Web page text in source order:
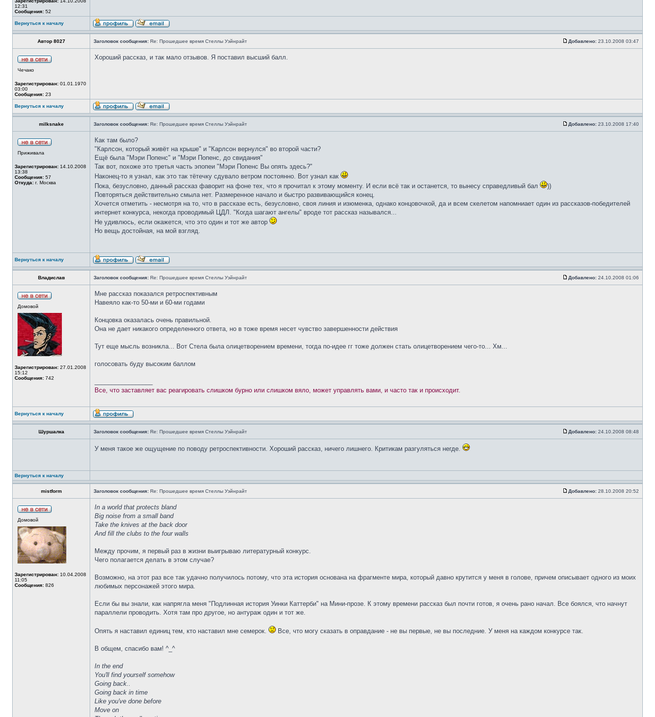
12:31
Сообщения: 52
Вернуться к началу
Автор 8027 Заголовок сообщения: Re: Прошедшее время Стеллы Уэйнрайт Добавлено: 23.10.2008 03:47
Чечако
Зарегистрирован: 01.01.1970
03:00
Сообщения: 23
Хороший рассказ, и так мало отзывов. Я поставил высший балл.
Вернуться к началу
milksnake Заголовок сообщения: Re: Прошедшее время Стеллы Уэйнрайт Добавлено: 23.10.2008 17:40
Приживала
Зарегистрирован: 14.10.2008
13:38
Сообщения: 57
Откуда: г. Москва
Как там было?
"Карлсон, который живёт на крыше" и "Карлсон вернулся" во второй части?
Ещё была "Мэри Попенс" и "Мэри Попенс, до свидания"
Так вот, похоже это третья часть эпопеи "Мэри Попенс Вы опять здесь?"
Наконец-то я узнал, как это так тётечку сдувало ветром постоянно. Вот узнал как
Пока, безусловно, данный рассказ фаворит на фоне тех, что я прочитал к этому моменту. И если всё так и останется, то вынесу справедливый бал
))
Повторяться действительно смыла нет. Размеренное начало и быстро развивающийся конец.
Хочется отметить - несмотря на то, что в рассказе есть, безусловно, своя линия и изюменка, однако концовочкой, да и всем скелетом напомниает один из рассказов-победителей
интернет конкурса, некогда проводимый ЦДЛ. "Когда шагают ангелы" вроде тот рассказ назывался...
Не удивлюсь, если окажется, что это один и тот же автор
Но вещь достойная, на мой взгляд.
Вернуться к началу
Владислав Заголовок сообщения: Re: Прошедшее время Стеллы Уэйнрайт Добавлено: 24.10.2008 01:06
Домовой
Зарегистрирован: 27.01.2008
15:12
Сообщения: 742
Мне рассказ показался ретроспективным
Навеяло как-то 50-ми и 60-ми годами
Концовка оказалась очень правильной.
Она не дает никакого определенного ответа, но в тоже время несет чувство завершенности действия
Тут еще мысль возникла... Вот Стела была олицетворением времени, тогда по-идее гг тоже должен стать олицетворением чего-то... Хм...
голосовать буду высоким баллом
Все, что заставляет вас реагировать слишком бурно или слишком вяло, может управлять вами, и часто так и происходит.
Вернуться к началу
Шуршалка Заголовок сообщения: Re: Прошедшее время Стеллы Уэйнрайт Добавлено: 24.10.2008 08:48
У меня такое же ощущение по поводу ретроспективности. Хороший рассказ, ничего лишнего. Критикам разгуляться негде.
Вернуться к началу
mistform Заголовок сообщения: Re: Прошедшее время Стеллы Уэйнрайт Добавлено: 28.10.2008 20:52
Домовой
Зарегистрирован: 10.04.2008
11:05
Сообщения: 826
In a world that protects bland
Big noise from a small band
Take the knives at the back door
And fill the clubs to the four walls
Между прочим, я первый раз в жизни выигрываю литературный конкурс.
Чего полагается делать в этом случае?
Возможно, на этот раз все так удачно получилось потому, что эта история основана на фрагменте мира, который давно крутится у меня в голове, причем описывает одного из моих
любимых персонажей этого мира.
Если бы вы знали, как напрягла меня "Подлинная история Уинки Каттерби" на Мини-прозе. К этому времени рассказ был почти готов, я очень рано начал. Все боялся, что начнут
параллели проводить. Хотя там про другое, но антураж один и тот же.
Опять я наставил единиц тем, кто наставил мне семерок. Все, что могу сказать в оправдание - не вы первые, не вы последние. У меня на каждом конкурсе так.
В общем, спасибо вам! ^_^
In the end
You'll find yourself somehow
Going back..
Going back in time
Like you've done before
Move on